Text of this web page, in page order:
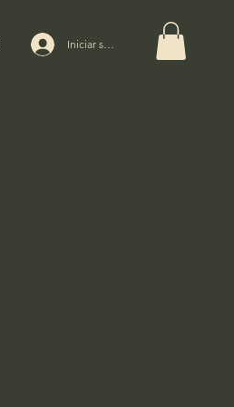
Iniciar sesión